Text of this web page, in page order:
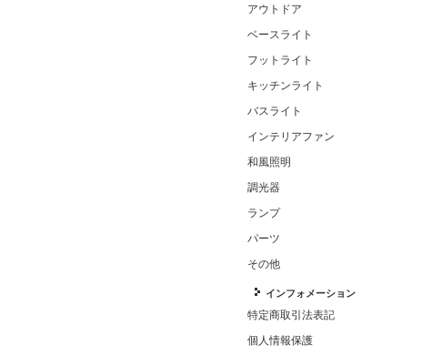
アウトドア
ベースライト
フットライト
キッチンライト
バスライト
インテリアファン
和風照明
調光器
ランプ
パーツ
その他
インフォメーション
特定商取引法表記
個人情報保護